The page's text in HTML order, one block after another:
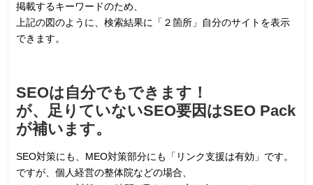
掲載するキーワードのため、
上記の図のように、検索結果に「２箇所」自分のサイトを表示
できます。
SEOは自分でもできます！
が、足りていないSEO要因はSEO Pack
が補います。
SEO対策にも、MEO対策部分にも「リンク支援は有効」です。
ですが、個人経営の整体院などの場合、